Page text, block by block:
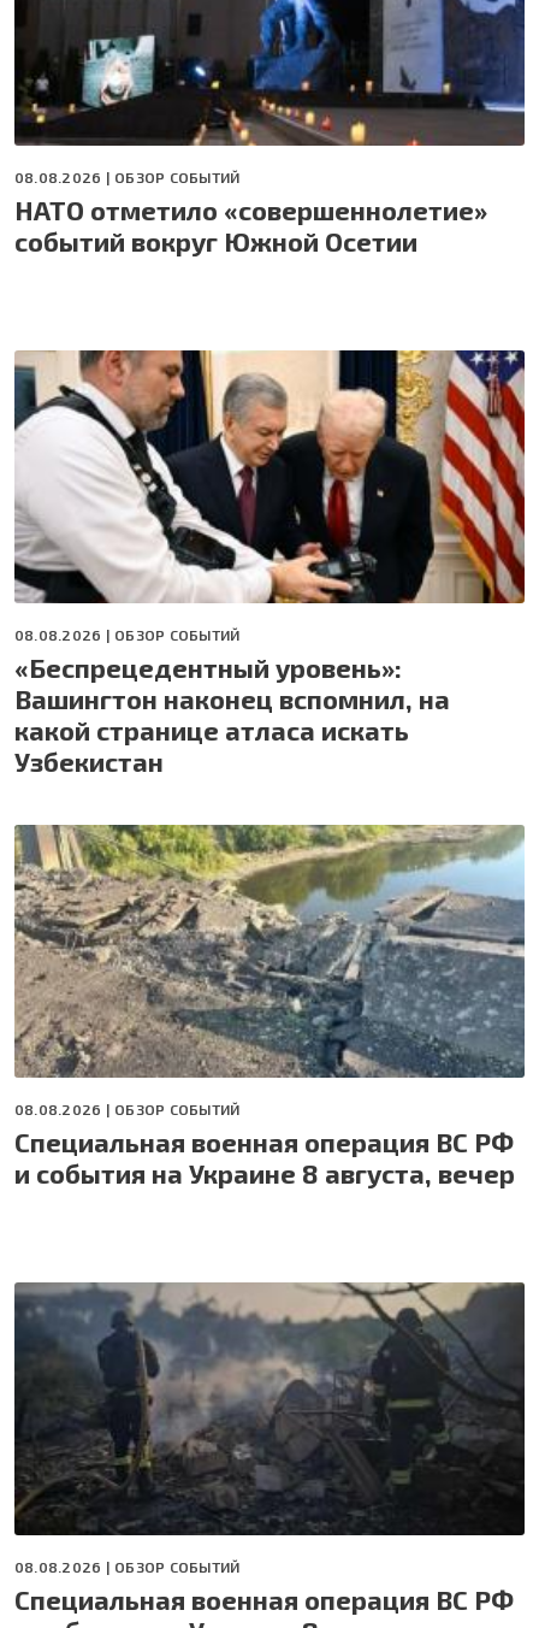
08.08.2026 | ОБЗОР СОБЫТИЙ
НАТО отметило «совершеннолетие»
событий вокруг Южной Осетии
08.08.2026 | ОБЗОР СОБЫТИЙ
«Беспрецедентный уровень»:
Вашингтон наконец вспомнил, на
какой странице атласа искать
Узбекистан
08.08.2026 | ОБЗОР СОБЫТИЙ
Специальная военная операция ВС РФ
и события на Украине 8 августа, вечер
08.08.2026 | ОБЗОР СОБЫТИЙ
Специальная военная операция ВС РФ